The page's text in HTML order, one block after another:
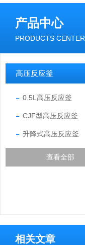
产品中心
PRODUCTS CENTER
高压反应釜
0.5L高压反应釜
CJF型高压反应釜
升降式高压反应釜
查看全部
相关文章